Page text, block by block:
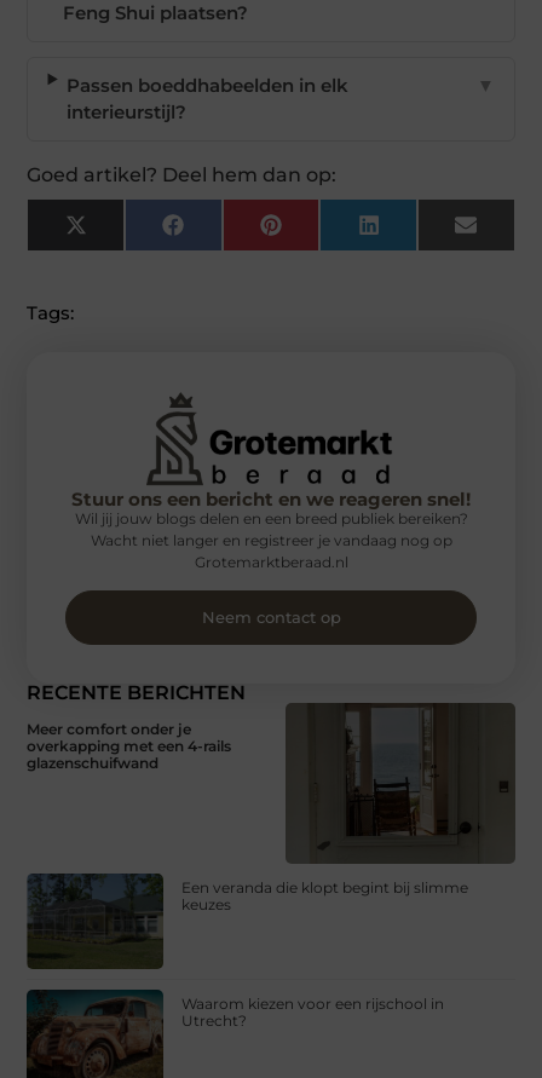
Feng Shui plaatsen?
Passen boeddhabeelden in elk
interieurstijl?
▼
Goed artikel? Deel hem dan op:
X
(Twitter)
FacebookPinterest LinkedIn Email
Tags:
RECENTE BERICHTEN
Meer comfort onder je
overkapping met een 4-rails
glazenschuifwand
Een veranda die klopt begint bij slimme
keuzes
Waarom kiezen voor een rijschool in
Utrecht?
Stuur ons een bericht en we reageren snel!
Wil jij jouw blogs delen en een breed publiek bereiken?
Wacht niet langer en registreer je vandaag nog op
Grotemarktberaad.nl
Neem contact op